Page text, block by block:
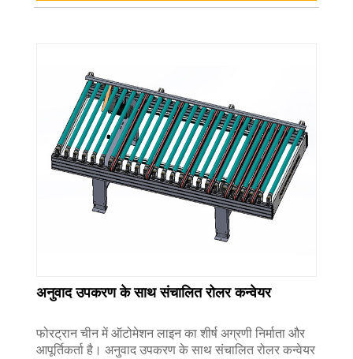
अनुवाद उपकरण के साथ संचालित रोलर कन्वेयर
फोरट्रान चीन में ऑटोमेशन लाइन का शीर्ष अग्रणी निर्माता और
आपूर्तिकर्ता है। अनुवाद उपकरण के साथ संचालित रोलर कन्वेयर